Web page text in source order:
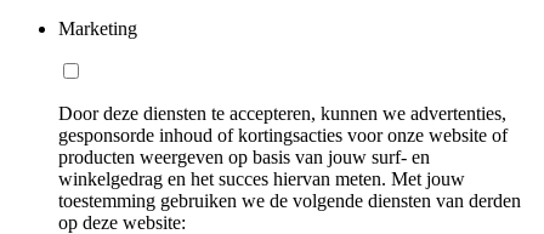
Marketing
Door deze diensten te accepteren, kunnen we advertenties,
gesponsorde inhoud of kortingsacties voor onze website of
producten weergeven op basis van jouw surf- en
winkelgedrag en het succes hiervan meten. Met jouw
toestemming gebruiken we de volgende diensten van derden
op deze website: